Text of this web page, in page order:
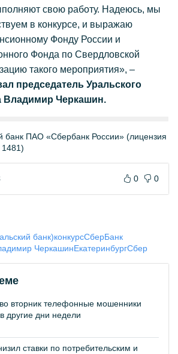
свою работу. Надеюсь, мы
в конкурсе, и выражаю
Фонду России и
Фонда по Свердловской
такого мероприятия», –
председатель Уральского
Владимир Черкашин.
банк ПАО «Сбербанк России» (лицензия
0 0
банк)конкурсСберБанк
ЧеркашинЕкатеринбургСбер
вторник телефонные мошенники
другие дни недели
ставки по потребительским и